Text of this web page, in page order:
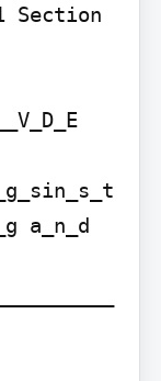
Section
a_n_d